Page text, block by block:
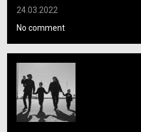
24.03.2022
No comment